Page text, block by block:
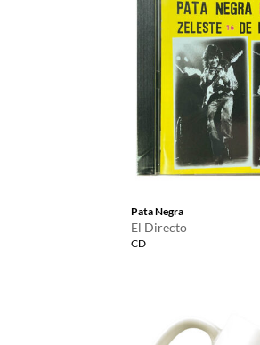
Pata Negra
El Directo
CD